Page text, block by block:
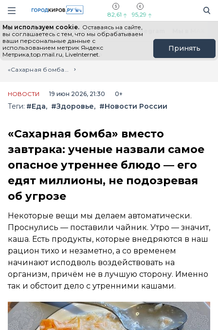
Навигация сайта
82,61 95,29
Мы используем cookie. Оставаясь на сайте,
вы соглашаетесь с тем, что мы обрабатываем
ваши персональные данные с
использованием метрик Яндекс
Метрика,top.mail.ru, LiveInternet.
Принять
Выборы - 2026 Все новости Мы в Telegram
Главная
Лента новостей
«Сахарная бомба» вместо завтрака: ученые назвали самое опасное утреннее блюдо — его едят миллионы, не подозревая об угрозе
НОВОСТИ 19 июн 2026, 21:30 0+
Теги: #Еда #Здоровье #Новости России
«Сахарная бомба» вместо
завтрака: ученые назвали самое
опасное утреннее блюдо — его
едят миллионы, не подозревая
об угрозе
Некоторые вещи мы делаем автоматически.
Проснулись — поставили чайник. Утро — значит,
каша. Есть продукты, которые внедряются в наш
рацион тихо и незаметно, а со временем
начинают исподволь воздействовать на
организм, причём не в лучшую сторону. Именно
так и обстоит дело с утренними кашами.